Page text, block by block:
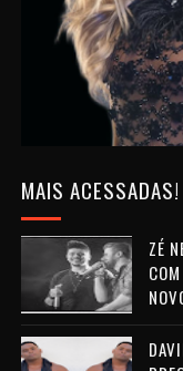
MAIS ACESSADAS!
ZÉ